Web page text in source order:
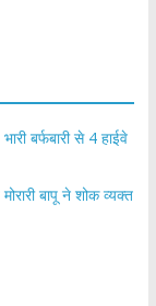
बर्फबारी से 4 हाईवे
बापू ने शोक व्यक्त